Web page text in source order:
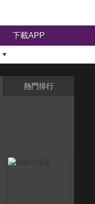
下載APP
熱門排行